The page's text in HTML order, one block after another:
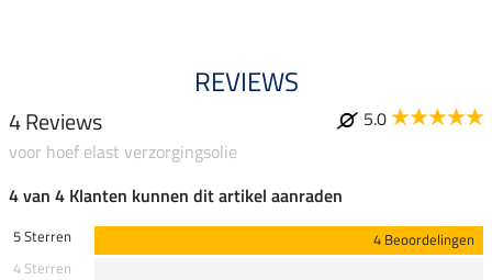
REVIEWS
4 Reviews
5.0
voor hoef elast verzorgingsolie
4 van 4 Klanten kunnen dit artikel aanraden
5 Sterren
4 Beoordelingen
4 Sterren